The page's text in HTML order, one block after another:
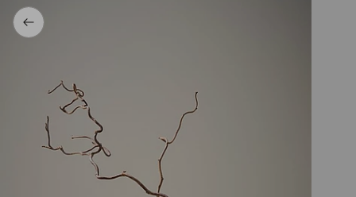
home
page
Terug